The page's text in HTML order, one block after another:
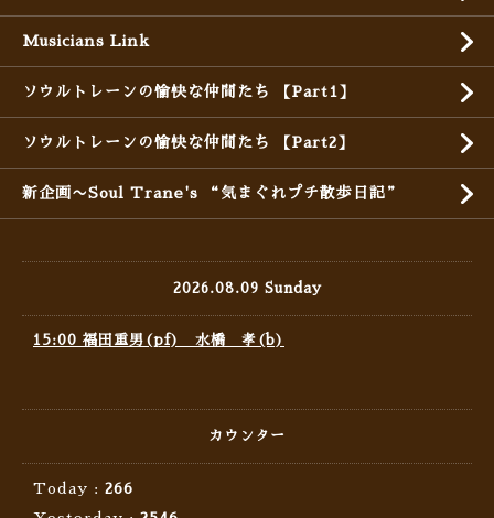
Musicians Link
ソウルトレーンの愉快な仲間たち 【Part1】
ソウルトレーンの愉快な仲間たち 【Part2】
新企画〜Soul Trane's “気まぐれプチ散歩日記”
2026.08.09 Sunday
15:00 福田重男(pf) 水橋 孝(b)
カウンター
Today : 266